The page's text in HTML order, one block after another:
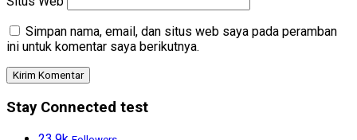
Simpan nama, email, dan situs web saya pada peramban
ini untuk komentar saya berikutnya.
Stay Connected test